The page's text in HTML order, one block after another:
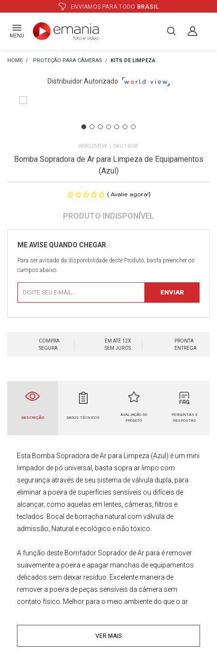
ATÉ12XE PREÇO ESPECIALNO BOLETO
MENU
PROTEÇÃO PARA CÂMERAS KITS DE LIMPEZA
Distribuidor Autorizado
WORLDVIEW 14236
Bomba Sopradora de Ar para Limpeza de Equipamentos
(Azul)
( Avalie agora!)
Para ser avisado da disponibilidade deste Produto, basta preencher os
campos abaixo.
COMPRA
SEGURA
EM ATÉ 12X
SEM JUROS
PRONTA
ENTREGA
DESCRIÇÃO DADOS TÉCNICOS
AVALIAÇÃO DO
PRODUTO
PERGUNTAS E
RESPOSTAS
Esta Bomba Sopradora de Ar para Limpeza (Azul) é um mini
limpador de pó universal, basta sopra ar limpo com
segurança através de seu sistema de válvula dupla, para
eliminar a poeira de superfícies sensíveis ou difíceis de
alcançar, como aquelas em lentes, câmeras, filtros e
teclados. Bocal de borracha natural com válvula de
admissão, Natural e ecológico e não tóxico.
A função deste Borrifador Soprador de Ar para é remover
suavemente a poeira e apagar manchas de equipamentos
delicados sem deixar resíduo. Excelente maneira de
remover a poeira de peças sensíveis da câmera sem
contato físico. Melhor para o meio ambiente do que o ar
Bomba Sopradora de Aré boa maneira de limpar a
VER MAIS